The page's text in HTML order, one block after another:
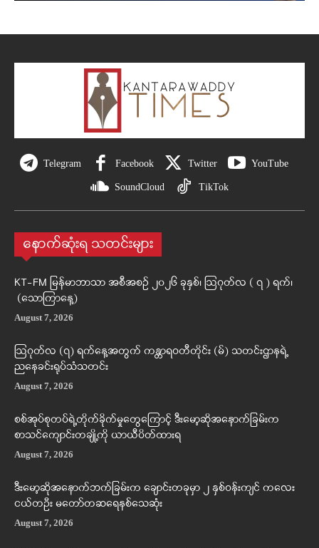
Telegram Facebook Twitter YouTube
SoundCloud TikTok
နောက်ဆုံးရ သတင်းများ
KT-FM မြန်မာဘာသာ အစီအစဉ် ၂၀၂၆ ခုနှစ်၊ ဩဂုတ်လ ( ၇ ) ရက်၊
(သောကြာနေ့)
August 7, 2026
ဩဂုတ်လ (၇) ရက်နေ့အတွက် ကန္တာရဝတီတိုင်း (မ်) သတင်းဌာနရဲ့
ညနေခင်းရုပ်သံသတင်း
August 7, 2026
စစ်အုပ်စုတပ်ရဲ့တိုက်ခိုက်မှုတွေကြောင့် ဒီးမော့ဆိုအနောက်ခြမ်းက
စာသင်ကျောင်းတချို့ကို ယာယီပိတ်ထားရ
August 7, 2026
ဒီးမော့ဆိုအနောက်ဘက်ခြမ်းက ချောင်းတခုမှာ ၂ နှစ်ဝန်းကျင် ကလေး
ငယ်တဦး မတော်တဆရေနစ်သေဆုံး
August 7, 2026